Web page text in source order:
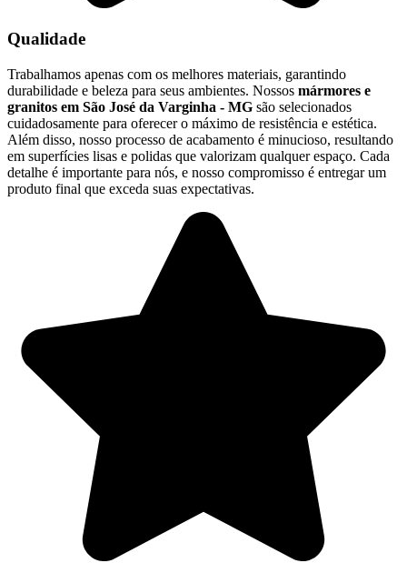
Qualidade
Trabalhamos apenas com os melhores materiais, garantindo
durabilidade e beleza para seus ambientes. Nossos mármores e
granitos em São José da Varginha - MG são selecionados
cuidadosamente para oferecer o máximo de resistência e estética.
Além disso, nosso processo de acabamento é minucioso, resultando
em superfícies lisas e polidas que valorizam qualquer espaço. Cada
detalhe é importante para nós, e nosso compromisso é entregar um
produto final que exceda suas expectativas.